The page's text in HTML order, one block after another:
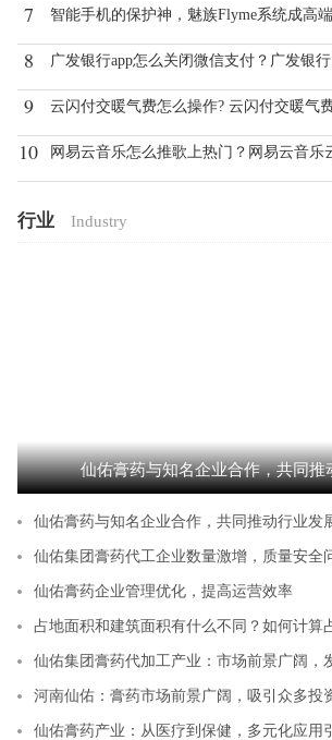
7 智能手机的保护神，魅族Flyme系统成高
8 广发银行app怎么关闭微信支付？广发银
9 云闪付交暖气费怎么操作? 云闪付交暖气
10 网易云音乐怎么推歌上热门？网易云音乐
行业 Industry
仙佑膏药与知名企业合作，共同推
仙佑膏药与知名企业合作，共同推动行业发
仙佑集团膏药代工企业数量激增，质量安全
仙佑膏药企业管理优化，提高运营效率
占地面积和建筑面积有什么不同？如何计算
仙佑集团膏药代加工产业：市场前景广阔，
河南仙佑：膏药市场前景广阔，吸引众多投
仙佑膏药产业：从医疗到保健，多元化应用